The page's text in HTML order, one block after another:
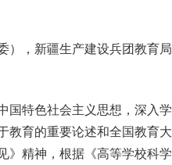
），新疆生产建设兵团教育
特色社会主义思想，深入
教育的重要论述和全国教育
》精神，根据《高等学校科